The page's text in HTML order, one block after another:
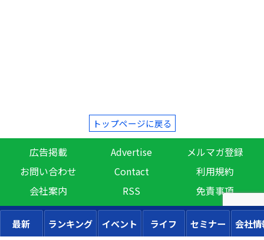
トップページに戻る
広告掲載 Advertise
メルマガ登録
お問い合わせ
Contact
利用規約
会社案内
RSS 免責事項
最新 ランキング イベント ライフ セミナー 会社